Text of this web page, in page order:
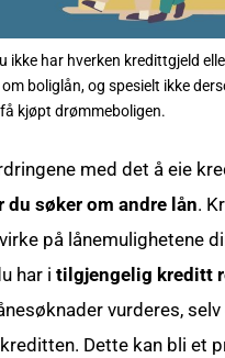
ikke har hverken kredittgjeld
boliglån, og spesielt ikke
kjøpt drømmeboligen.
med det å eie
du søker om andre lån.
på lånemulighetene
har itilgjengelig kreditt
vurderes,
Dette kan bli et